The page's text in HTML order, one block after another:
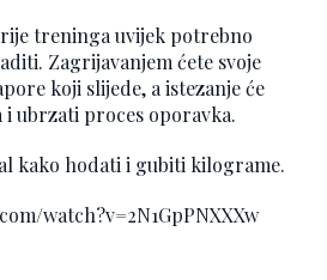
treninga uvijek potrebno
Zagrijavanjem ćete svoje
koji slijede, a istezanje će
ubrzati proces oporavka.
kako hodati i gubiti kilograme.
watch?v=2N1GpPNXXXw